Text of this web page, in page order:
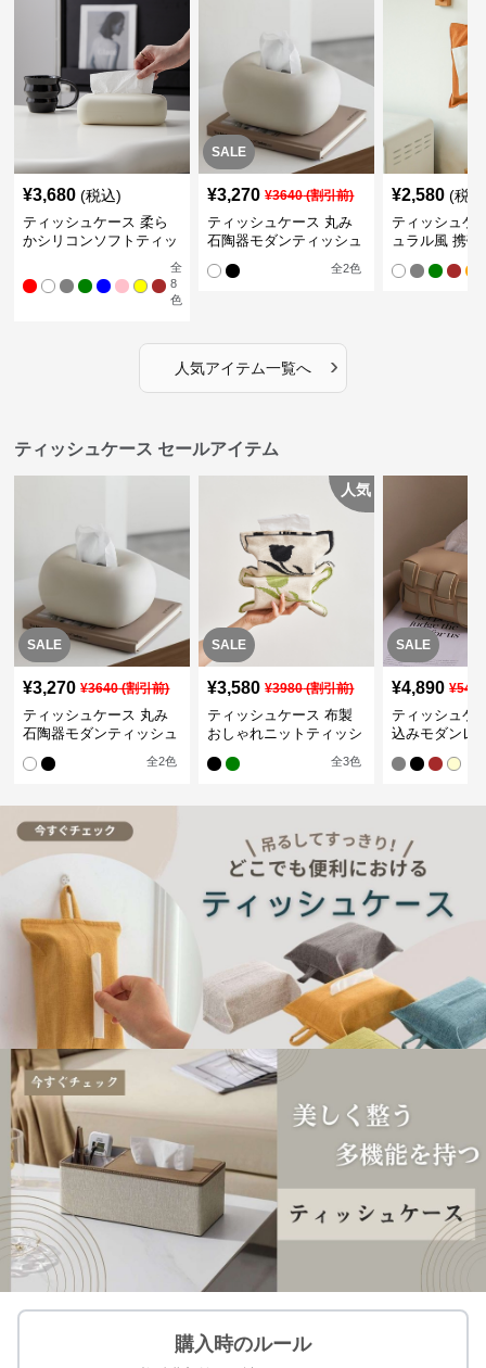
¥3,680 (税込)
ティッシュケース 柔ら
かシリコンソフトティッ
全
8
色
SALE
¥3,270 ¥3640(割引前)
ティッシュケース 丸み
石陶器モダンティッシュ
全2色
¥2,580 (税
ティッシュケ
ュラル風 携帯
人気アイテム一覧へ ›
ティッシュケース セールアイテム
SALE
¥3,270 ¥3640(割引前)
ティッシュケース 丸み
石陶器モダンティッシュ
全2色
SALE
人気
¥3,580 ¥3980(割引前)
ティッシュケース 布製
おしゃれニットティッシ
全3色
SALE
¥4,890 ¥
ティッシュケ
込みモダンレ
購入時のルール